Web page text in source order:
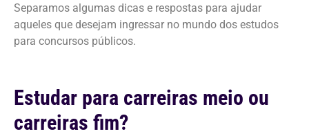
Separamos algumas dicas e respostas para ajudar
aqueles que desejam ingressar no mundo dos estudos
para concursos públicos.
Estudar para carreiras meio ou
carreiras fim?